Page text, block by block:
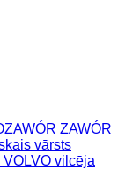
ZAWÓR
vārsts
vilcēja